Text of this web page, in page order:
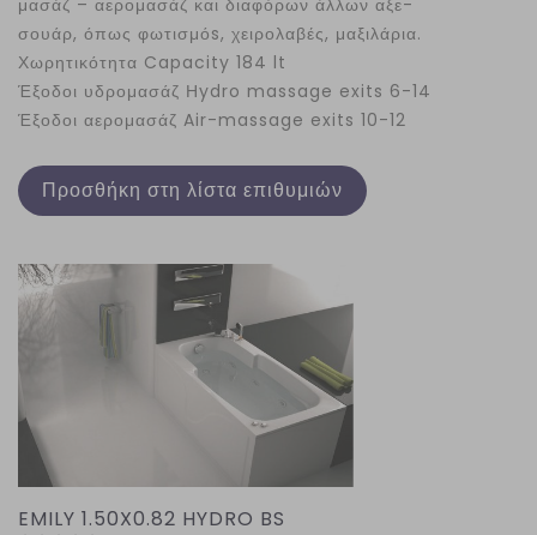
σουάρ, όπως φωτισμόs, χειρολαβές, μαξιλάρια.
Χωρητικότητα Capacity 184 lt
Έξοδοι υδρομασάζ Ηydro massage exits 6-14
Έξοδοι αερομασάζ Air-massage exits 10-12
Προσθήκη στη λίστα επιθυμιών
EMILY 1.50X0.82 HYDRO BS